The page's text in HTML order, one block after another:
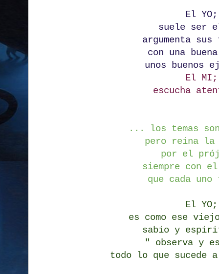
El YO;
suele ser
argumenta
con una
unos buenos
El MI;
escucha
... los temas
pero reina la
por el
siempre con
que cada
El YO;
es como ese
sabio y
" observa y
todo lo que sucede